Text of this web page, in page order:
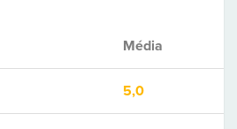
Média
5,0